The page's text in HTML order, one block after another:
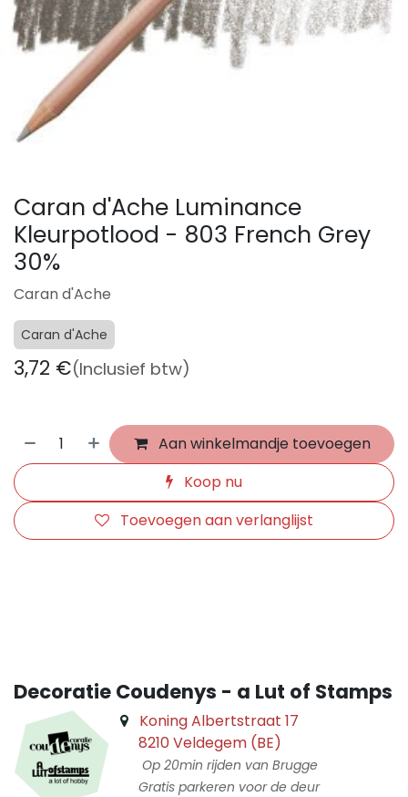
Caran d'Ache Luminance
Kleurpotlood - 803 French Grey
30%
Caran d'Ache
Caran d'Ache
3,72 €(Inclusief btw)
Aan winkelmandje toevoegen
Koop nu
Toevoegen aan verlanglijst
Decoratie Coudenys - a Lut of Stamps
Koning Albertstraat 17
8210 Veldegem (BE)
Op 20min rijden van Brugge
Gratis parkeren voor de deur